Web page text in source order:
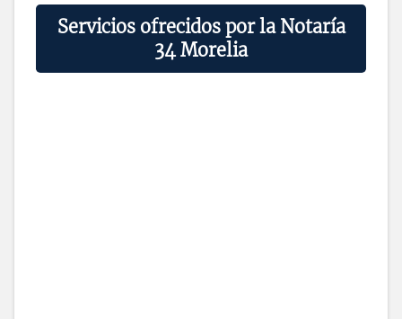
Servicios ofrecidos por la Notaría
34 Morelia